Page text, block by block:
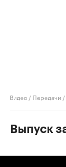
Видео / Передачи /
Выпуск